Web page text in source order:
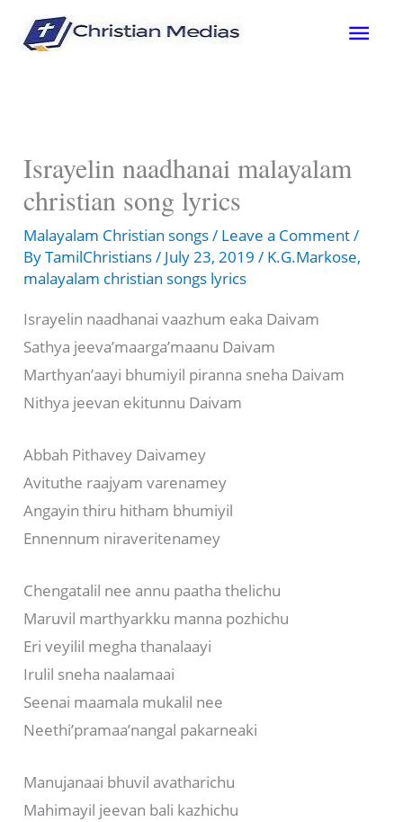
Israyelin naadhanai malayalam
christian song lyrics
Malayalam Christian songs/ Leave a Comment/
ByTamilChristians/ July 23, 2019/ K.G.Markose,
malayalam christian songs lyrics
Israyelin naadhanai vaazhum eaka Daivam
Sathya jeeva’maarga’maanu Daivam
Marthyan’aayi bhumiyil piranna sneha Daivam
Nithya jeevan ekitunnu Daivam
Abbah Pithavey Daivamey
Avituthe raajyam varenamey
Angayin thiru hitham bhumiyil
Ennennum niraveritenamey
Chengatalil nee annu paatha thelichu
Maruvil marthyarkku manna pozhichu
Eri veyilil megha thanalaayi
Irulil sneha naalamaai
Seenai maamala mukalil nee
Neethi’pramaa’nangal pakarneaki
Manujanaai bhuvil avatharichu
Mahimayil jeevan bali kazhichu